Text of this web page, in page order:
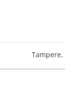
Tampere,